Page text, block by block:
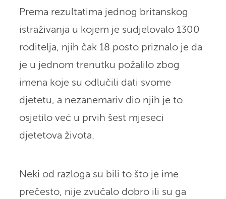
Prema rezultatima jednog britanskog
istraživanja u kojem je sudjelovalo 1300
roditelja, njih čak 18 posto priznalo je da
je u jednom trenutku požalilo zbog
imena koje su odlučili dati svome
djetetu, a nezanemariv dio njih je to
osjetilo već u prvih šest mjeseci
djetetova života.
Neki od razloga su bili to što je ime
prečesto, nije zvučalo dobro ili su ga